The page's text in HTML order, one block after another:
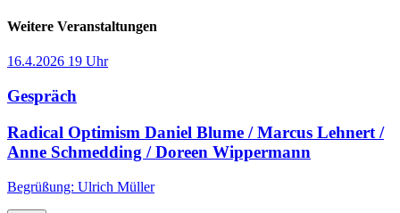
Weitere Veranstaltungen
16.4.2026 19 Uhr
Gespräch
Radical Optimism Daniel Blume / Marcus Lehnert /
Anne Schmedding / Doreen Wippermann
Begrüßung: Ulrich Müller